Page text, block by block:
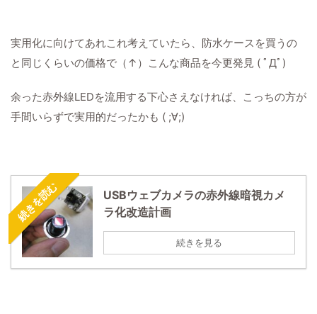
実用化に向けてあれこれ考えていたら、防水ケースを買うの
と同じくらいの価格で（↑）こんな商品を今更発見 ( ﾟДﾟ)
余った赤外線LEDを流用する下心さえなければ、こっちの方が
手間いらずで実用的だったかも ( ;∀;)
続きを読む
USBウェブカメラの赤外線暗視カメ
ラ化改造計画
続きを見る